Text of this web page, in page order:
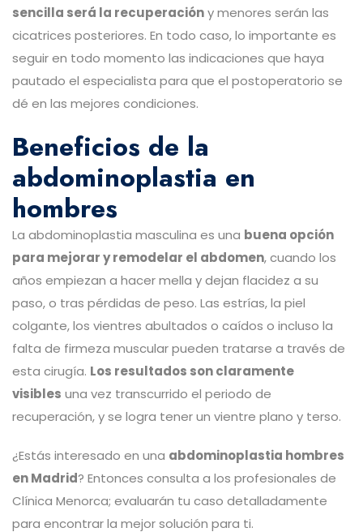
sencilla será la recuperacióny menores serán las
cicatrices posteriores. En todo caso, lo importante es
seguir en todo momento las indicaciones que haya
pautado el especialista para que el postoperatorio se
dé en las mejores condiciones.
Beneficios de la
abdominoplastia en
hombres
La abdominoplastia masculina es una buena opción
para mejorar y remodelar el abdomen, cuando los
años empiezan a hacer mella y dejan flacidez a su
paso, o tras pérdidas de peso. Las estrías, la piel
colgante, los vientres abultados o caídos o incluso la
falta de firmeza muscular pueden tratarse a través de
esta cirugía. Los resultados son claramente
visibles una vez transcurrido el periodo de
recuperación, y se logra tener un vientre plano y terso.
¿Estás interesado en una abdominoplastia hombres
en Madrid? Entonces consulta a los profesionales de
Clínica Menorca; evaluarán tu caso detalladamente
para encontrar la mejor solución para ti.